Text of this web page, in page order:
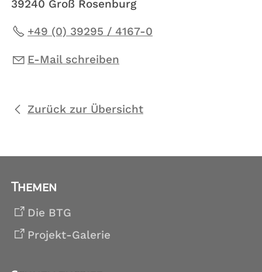
39240 Groß Rosenburg
+49 (0) 39295 / 4167-0
E-Mail schreiben
Zurück zur Übersicht
Themen
Die BTG
Projekt-Galerie